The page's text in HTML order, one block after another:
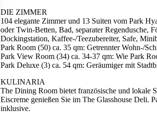
DIE ZIMMER
104 elegante Zimmer und 13 Suiten vom Park
oder Twin-Betten, Bad, separater
Dockingstation, Kaffee-/Teezubereiter, Safe,
Park Room (50) ca. 35 qm: Getrennter Wohn-/
Park View Room (34) ca. 34-37 qm: Wie Park
Park Deluxe (3) ca. 54 qm: Geräumiger mit
KULINARIA
The Dining Room bietet französische und lokale
Eiscreme genießen Sie im The Glasshouse Deli.
inklusive.